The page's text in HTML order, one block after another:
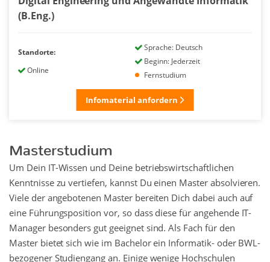
(B.Eng.)
Standorte:
Online
Sprache: Deutsch
Beginn: Jederzeit
Fernstudium
Infomaterial anfordern
Masterstudium
Um Dein IT-Wissen und Deine betriebswirtschaftlichen
Kenntnisse zu vertiefen, kannst Du einen Master absolvieren.
Viele der angebotenen Master bereiten Dich dabei auch auf
eine Führungsposition vor, so dass diese für angehende IT-
Manager besonders gut geeignet sind. Als Fach für den
Master bietet sich wie im Bachelor ein Informatik- oder BWL-
bezogener Studiengang an. Einige wenige Hochschulen